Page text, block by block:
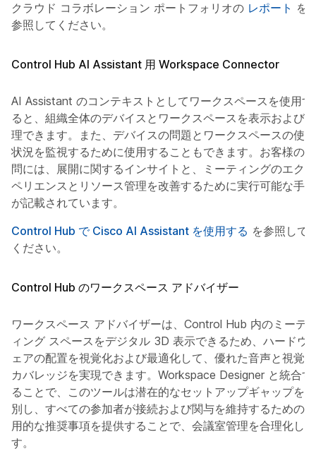
クラウド コラボレーション ポートフォリオの レポート を
参照してください。
Control Hub AI Assistant 用 Workspace Connector
AI Assistant のコンテキストとしてワークスペースを使用す
ると、組織全体のデバイスとワークスペースを表示および管
理できます。また、デバイスの問題とワークスペースの使用
状況を監視するために使用することもできます。お客様の質
問には、展開に関するインサイトと、ミーティングのエクス
ペリエンスとリソース管理を改善するために実行可能な手順
が記載されています。
Control Hub で Cisco AI Assistant を使用する を参照して
ください。
Control Hub のワークスペース アドバイザー
ワークスペース アドバイザーは、Control Hub 内のミーテ
ィング スペースをデジタル 3D 表示できるため、ハードウ
ェアの配置を視覚化および最適化して、優れた音声と視覚の
カバレッジを実現できます。Workspace Designer と統合す
ることで、このツールは潜在的なセットアップギャップを識
別し、すべての参加者が接続および関与を維持するための実
用的な推奨事項を提供することで、会議室管理を合理化しま
す。